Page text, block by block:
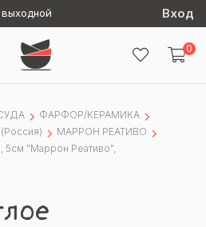
выходной Вход
0
ФАРФОР/КЕРАМИКА
МАРРОН РЕАТИВО
5см "Маррон Реативо",